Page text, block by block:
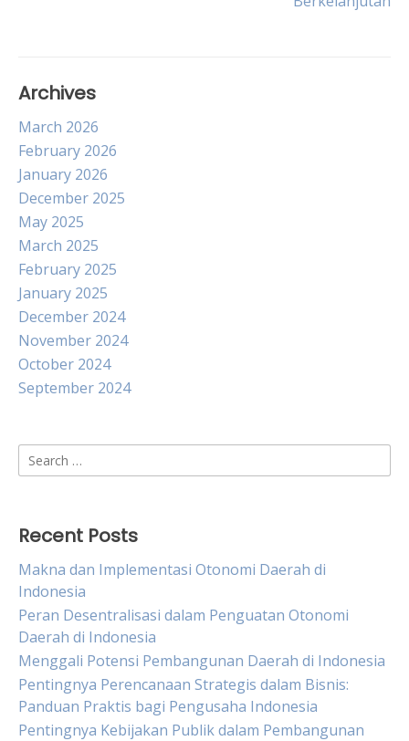
Archives
March 2026
February 2026
January 2026
December 2025
May 2025
March 2025
February 2025
January 2025
December 2024
November 2024
October 2024
September 2024
Search
for:
Recent Posts
Makna dan Implementasi Otonomi Daerah di
Indonesia
Peran Desentralisasi dalam Penguatan Otonomi
Daerah di Indonesia
Menggali Potensi Pembangunan Daerah di Indonesia
Pentingnya Perencanaan Strategis dalam Bisnis:
Panduan Praktis bagi Pengusaha Indonesia
Pentingnya Kebijakan Publik dalam Pembangunan